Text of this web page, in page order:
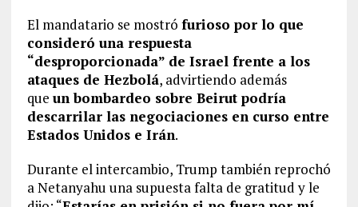
El mandatario se mostró furioso por lo que
consideró una respuesta
“desproporcionada” de Israel frente a los
ataques de Hezbolá, advirtiendo además
que un bombardeo sobre Beirut podría
descarrilar las negociaciones en curso entre
Estados Unidos e Irán.
Durante el intercambio, Trump también reprochó
a Netanyahu una supuesta falta de gratitud y le